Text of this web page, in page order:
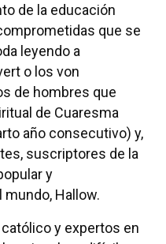
de la educación
que se
leyendo a
o los von
de hombres que
de Cuaresma
año consecutivo) y,
suscriptores de la
y
Hallow.
y expertos en